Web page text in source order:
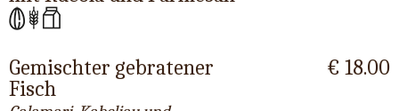
Gemischter gebratener
Fisch
€ 18.00